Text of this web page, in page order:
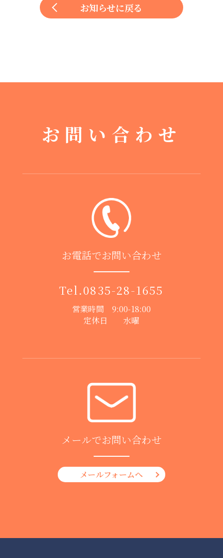
お知らせに戻る
お問い合わせ
お電話でお問い合わせ
Tel.0835-28-1655
営業時間 9:00-18:00
定休日 水曜
メールでお問い合わせ
メールフォームへ